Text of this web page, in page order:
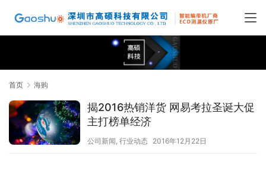
首页 海购
揭2016热销洋货 网易考拉圣诞大促
主打榜单经济
公司新闻, 行业动态 2016年12月22日